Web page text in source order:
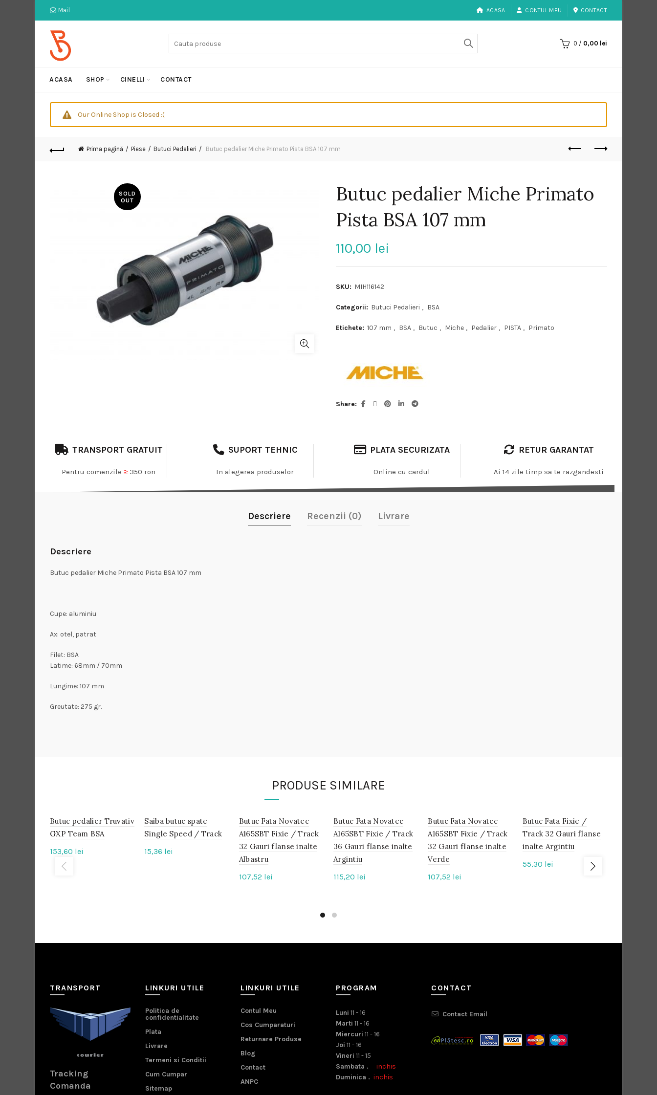
Mail ACASA CONTUL MEU CONTACT
0 / 0,00 lei
ACASA SHOP CINELLI CONTACT
Our Online Shop is Closed :(
Prima pagină Piese Butuci Pedalieri Butuc pedalier Miche Primato Pista BSA 107 mm
SOLD
OUT
Butuc pedalier Miche Primato
Pista BSA 107 mm
110,00 lei
SKU: MIH116142
Categorii: Butuci Pedalieri , BSA
Etichete: 107 mm , BSA , Butuc , Miche , Pedalier , PISTA , Primato
Share
TRANSPORT GRATUIT
Pentru comenzile ≥350 ron
SUPORT TEHNIC
In alegerea produselor
PLATA SECURIZATA
Online cu cardul
RETUR GARANTAT
Ai 14 zile timp sa te razgandesti
Descriere Recenzii (0) Livrare
Descriere
Butuc pedalier Miche Primato Pista BSA 107 mm
Cupe: aluminiu
Ax: otel, patrat
Filet: BSA
Latime: 68mm / 70mm
Lungime: 107 mm
Greutate: 275 gr.
PRODUSE SIMILARE
IN
STOC
Butuc pedalier Truvativ
GXP Team BSA
153,60 lei
IN
STOC
Saiba butuc spate
Single Speed / Track
15,36 lei
IN
STOC
Butuc Fata Novatec
A165SBT Fixie / Track
32 Gauri flanse inalte
Albastru
107,52 lei
IN
STOC
Butuc Fata Novatec
A165SBT Fixie / Track
36 Gauri flanse inalte
Argintiu
115,20 lei
IN
STOC
Butuc Fata Novatec
A165SBT Fixie / Track
32 Gauri flanse inalte
Verde
107,52 lei
IN
STOC
Butuc Fata Fixie /
Track 32 Gauri flanse
inalte Argintiu
55,30 lei
TRANSPORT
Tracking
Comanda
LINKURI UTILE
Politica de
confidentialitate
Plata
Livrare
Termeni si Conditii
Cum Cumpar
Sitemap
LINKURI UTILE
Contul Meu
Cos Cumparaturi
Returnare Produse
Blog
Contact
ANPC
PROGRAM
Luni 11 - 16
Marti 11 - 16
Miercuri 11 - 16
Joi 11 - 16
Vineri 11 - 15
Sambata . inchis
Duminica . inchis
CONTACT
Contact Email